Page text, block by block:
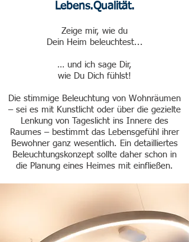
Lebens.Qualität.
Zeige mir, wie du
Dein Heim beleuchtest...
… und ich sage Dir,
wie Du Dich fühlst!
Die stimmige Beleuchtung von Wohnräumen
– sei es mit Kunstlicht oder über die gezielte
Lenkung von Tageslicht ins Innere des
Raumes – bestimmt das Lebensgefühl ihrer
Bewohner ganz wesentlich. Ein detailliertes
Beleuchtungskonzept sollte daher schon in
die Planung eines Heimes mit einfließen.